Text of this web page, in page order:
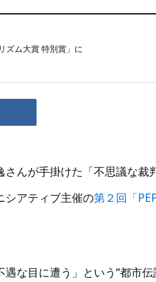
ズム大賞 特別賞」に
んが手掛けた「不思議な裁
シアティブ主催の第２回「
な目に遭う」という“都市伝